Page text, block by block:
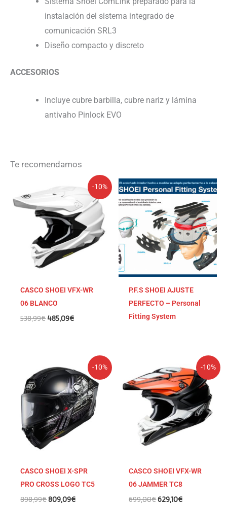
instalación del sistema integrado de
comunicación SRL3
Diseño compacto y discreto
ACCESORIOS
Incluye cubre barbilla, cubre nariz y lámina
antivaho Pinlock EVO
Te recomendamos
-10%
CASCO SHOEI VFX-WR
06 BLANCO
538,99€
precio
era:
538,99€.
485,09€
precio
actual
es:
485,09€.
P.F.S SHOEI AJUSTE
PERFECTO – Personal
Fitting System
-10%
CASCO SHOEI X-SPR
PRO CROSS LOGO TC5
898,99€
precio
original
era:
898,99€.
809,09€
precio
actual
es:
809,09€.
-10%
CASCO SHOEI VFX-WR
06 JAMMER TC8
699,00€
precio
original
era:
699,00€.
629,10€
precio
actual
es:
629,10€.